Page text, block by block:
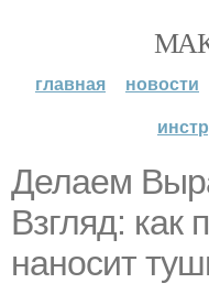
главная новости
Делаем
Взгляд: как
наносит